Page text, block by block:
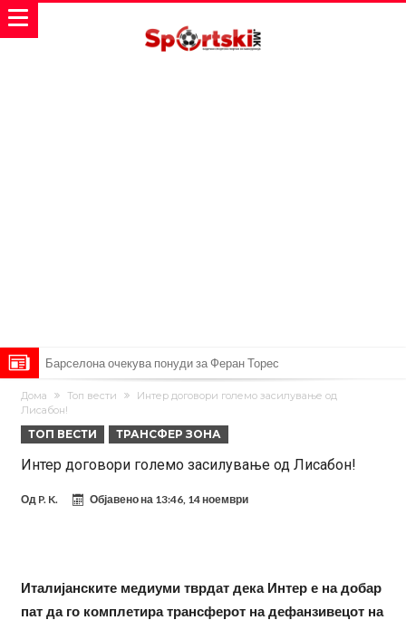
Барселона очекува понуди за Феран Торес
Винисиус ги избриша сите објави на Инстаграм откако Реал му
понуди нов договор
Ливерпул понуди 100 милиони евра за Баркола, ПСЖ веднаш
Јувентус се насочил кон напаѓач на Манчестер Јунајтед
Познат е следниот клуб на Душан Влаховиќ!
Дома Топ вести
Интер договори големо засилување од
Лисабон!
ТОП ВЕСТИ ТРАНСФЕР ЗОНА
Интер договори големо засилување од Лисабон!
Од P. K. Објавено на 13:46, 14 ноември
Италијанските медиуми тврдат дека Интер е на добар
пат да го комплетира трансферот на дефанзивецот на